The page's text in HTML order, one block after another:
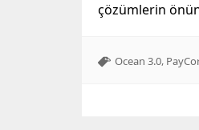
çözümlerin
Ocean 3.0,